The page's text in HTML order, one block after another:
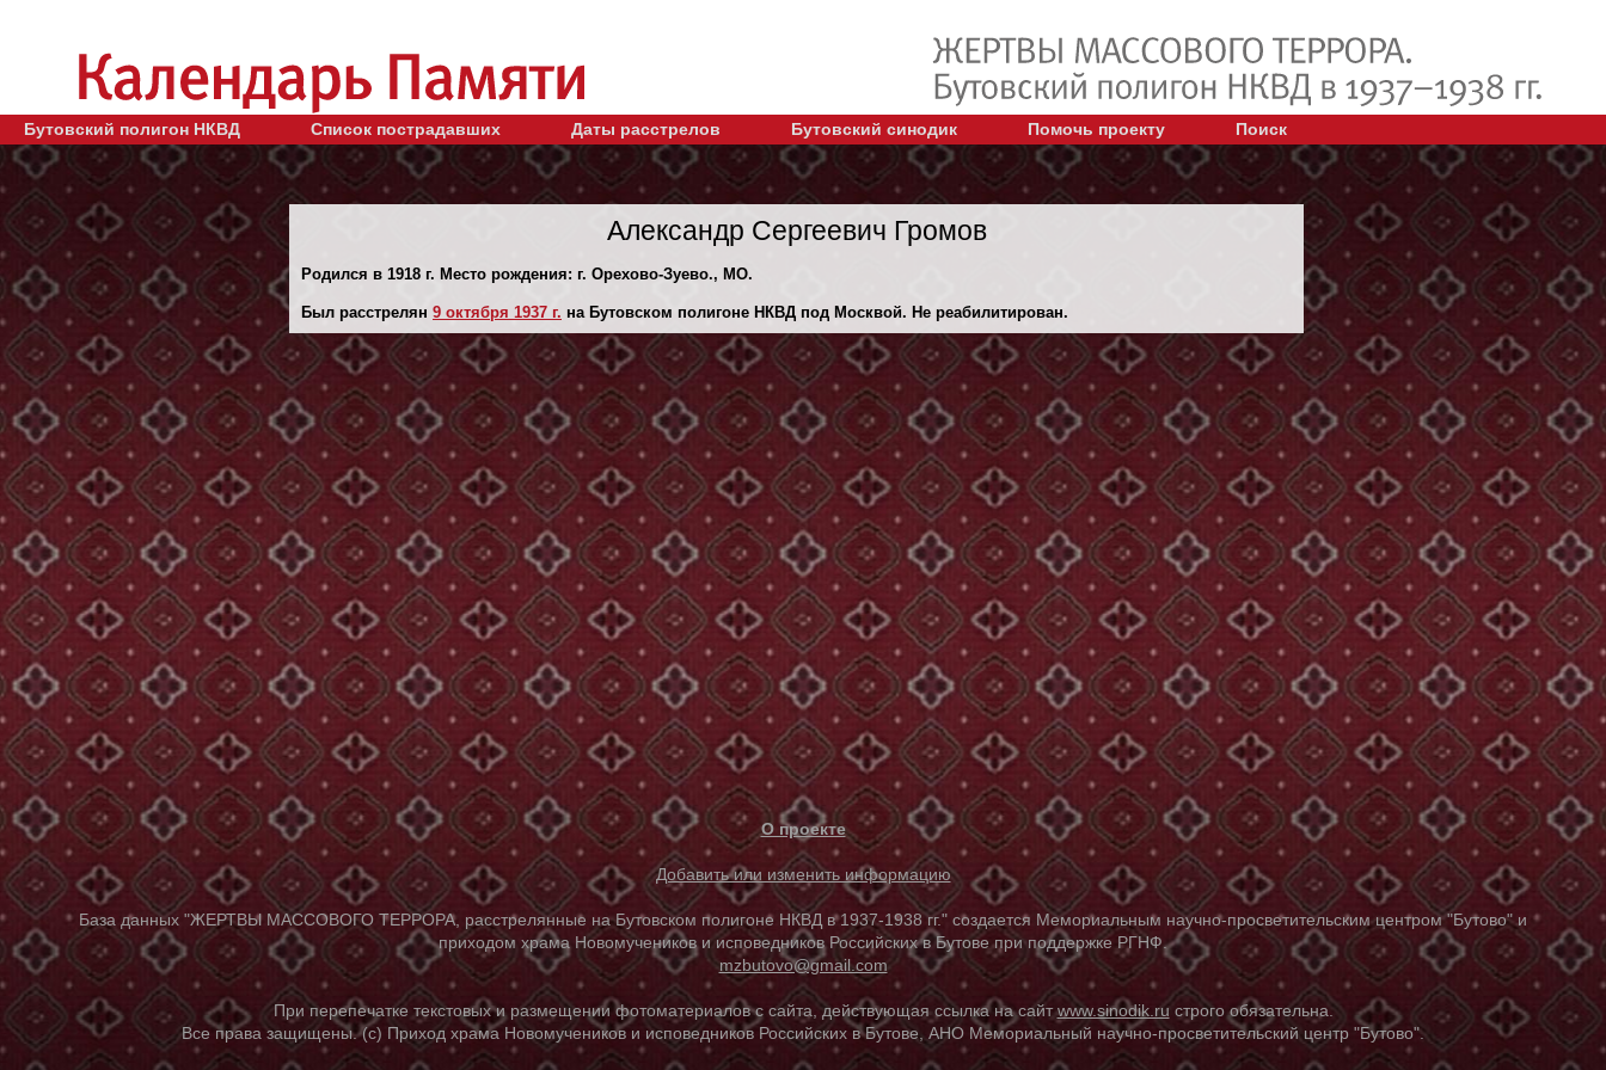
Бутовский полигон НКВД Список пострадавших Даты расстрелов Бутовский синодик Помочь проекту Поиск
Александр Сергеевич Громов
Родился в 1918 г. Место рождения: г. Орехово-Зуево., МО.
Был расстрелян 9 октября 1937 г. на Бутовском полигоне НКВД под Москвой. Не реабилитирован.
О проекте
Добавить или изменить информацию
База данных "ЖЕРТВЫ МАССОВОГО ТЕРРОРА, расстрелянные на Бутовском полигоне НКВД в 1937-1938 гг." создается Мемориальным научно-просветительским центром "Бутово" и
приходом храма Новомучеников и исповедников Российских в Бутове при поддержке РГНФ.
mzbutovo@gmail.com
При перепечатке текстовых и размещении фотоматериалов с сайта, действующая ссылка на сайтwww.sinodik.ru строго обязательна.
Все права защищены. (с) Приход храма Новомучеников и исповедников Российских в Бутове, АНО Мемориальный научно-просветительский центр "Бутово".